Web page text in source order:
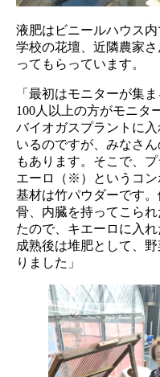
液肥はビニールハウス
学校の花壇、近隣農家
ってもらっています。
「最初はモニターが集
100人以上の方がモニタ
バイオガスプラントに
いるのですが、みなさ
もあります。そこで、
エーロ（※）というコン
基材は竹パウダーです。
骨、内臓を持ってこら
たので、キエーロに入
成熟後は堆肥として、
りました」